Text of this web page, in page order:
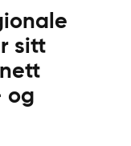
sitt
og